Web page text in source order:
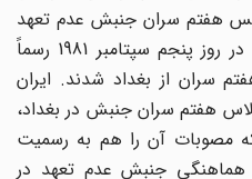
هفتم سران جنبش عدم تعهد
تعیین شده بود. ایران و سوریه در روز پنجم سپتامبر 1981 رسماً
سران از بغداد شدند. ایران
هفتم سران جنبش در بغداد،
مصوبات آن را هم به رسمیت
جنبش عدم تعهد در